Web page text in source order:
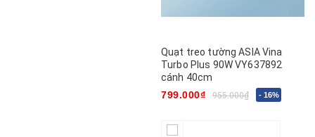
Quạt treo tường ASIA Vina
Turbo Plus 90W VY637892
cánh 40cm
799.000₫
955.000₫ - 16%